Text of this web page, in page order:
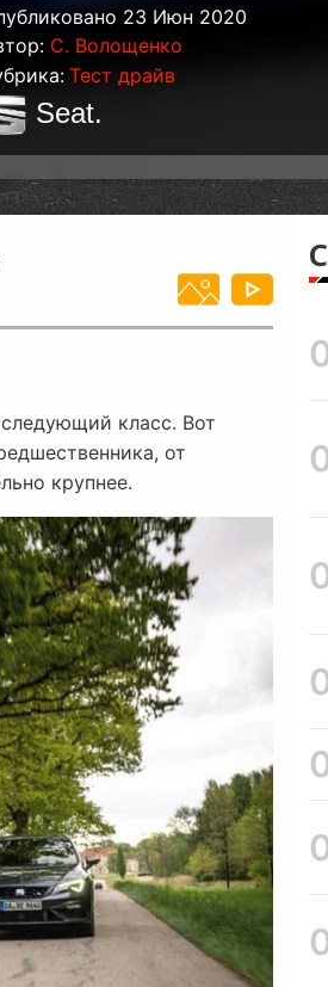
23 Июн 2020
C. Волощенко
Тест драйв
Seat.
класс. Вот
от
крупнее.